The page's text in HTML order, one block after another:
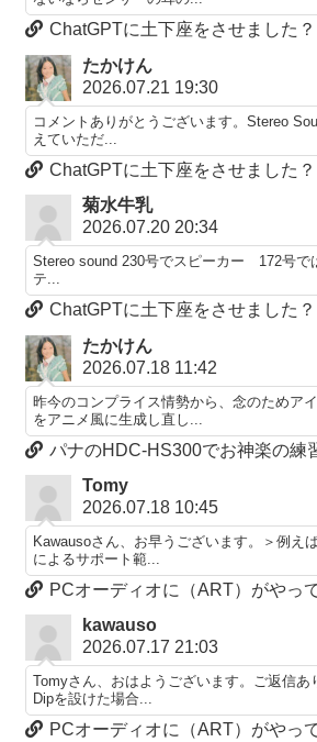
ChatGPTに土下座をさせました？
たかけん
2026.07.21 19:30
コメントありがとうございます。Stereo
えていただ...
ChatGPTに土下座をさせました？
菊水牛乳
2026.07.20 20:34
Stereo sound 230号でスピーカー 172号で
テ...
ChatGPTに土下座をさせました？
たかけん
2026.07.18 11:42
昨今のコンプライス情勢から、念のためア
をアニメ風に生成し直し...
パナのHDC-HS300でお神楽の練
Tomy
2026.07.18 10:45
Kawausoさん、お早うございます。＞例え
によるサポート範...
PCオーディオに（ART）がやっ
kawauso
2026.07.17 21:03
Tomyさん、おはようございます。ご返信あ
Dipを設けた場合...
PCオーディオに（ART）がやっ